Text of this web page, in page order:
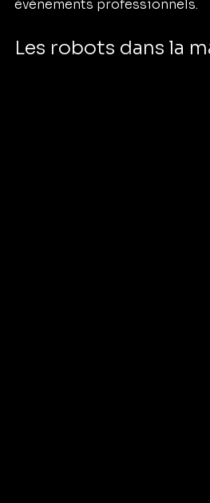
événements professionnels.
Les robots dans la